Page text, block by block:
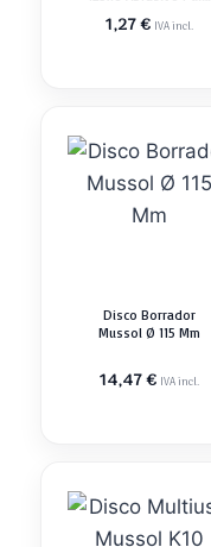
1,27€ IVA incl.
Disco Borrador
Mussol Ø 115 Mm
14,47€ IVA incl.